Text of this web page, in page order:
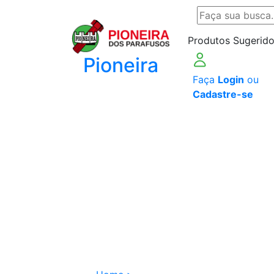
Pioneira
Produtos
Faça Login ou
Cadastre-se